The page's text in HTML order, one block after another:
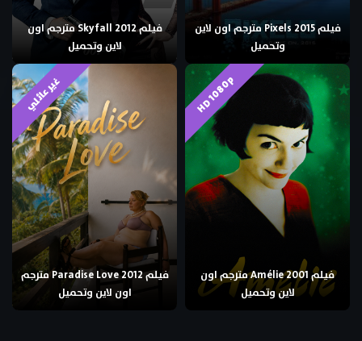
فيلم Pixels 2015 مترجم اون لاين
وتحميل
فيلم Skyfall 2012 مترجم اون
لاين وتحميل
HD 1080p
فيلم Amélie 2001 مترجم اون
لاين وتحميل
غير عائلي
فيلم Paradise Love 2012 مترجم
اون لاين وتحميل